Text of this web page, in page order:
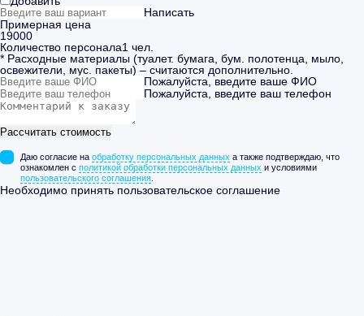
Написать
Примерная цена
19000
Количество персонала1 чел.
* Расходные материалы (туалет. бумага, бум. полотенца, мыло,
освежители, мус. пакеты) – считаются дополнительно.
Пожалуйста, введите ваше ФИО
Пожалуйста, введите ваш телефон
Рассчитать стоимость
Даю согласие на обработку персональных данных а также подтверждаю, что
ознакомлен с политикой обработки персональных данных и условиями
пользовательского соглашения
Необходимо принять пользовательское соглашение